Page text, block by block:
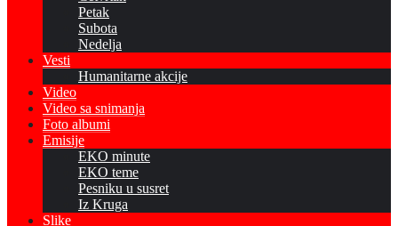
Petak
Subota
Nedelja
Vesti
Humanitarne akcije
Video
Video sa snimanja
Foto albumi
Emisije
EKO minute
EKO teme
Pesniku u susret
Iz Kruga
Slike